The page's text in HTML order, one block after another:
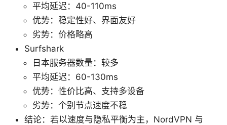
平均延迟：40-110ms
优势：稳定性好、界面友好
劣势：价格略高
Surfshark
日本服务器数量：较多
平均延迟：60-130ms
优势：性价比高、支持多设备
劣势：个别节点速度不稳
结论：若以速度与隐私平衡为主，NordVPN 与